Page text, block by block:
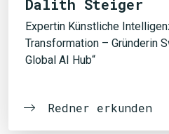
Dalith Steiger
Expertin Künstliche
Transformation – Gründerin
Global AI Hub“
Redner erkunden